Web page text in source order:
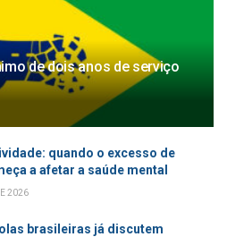
de dois anos de serviço
quando o excesso de
a afetar a saúde mental
2026
brasileiras já discutem